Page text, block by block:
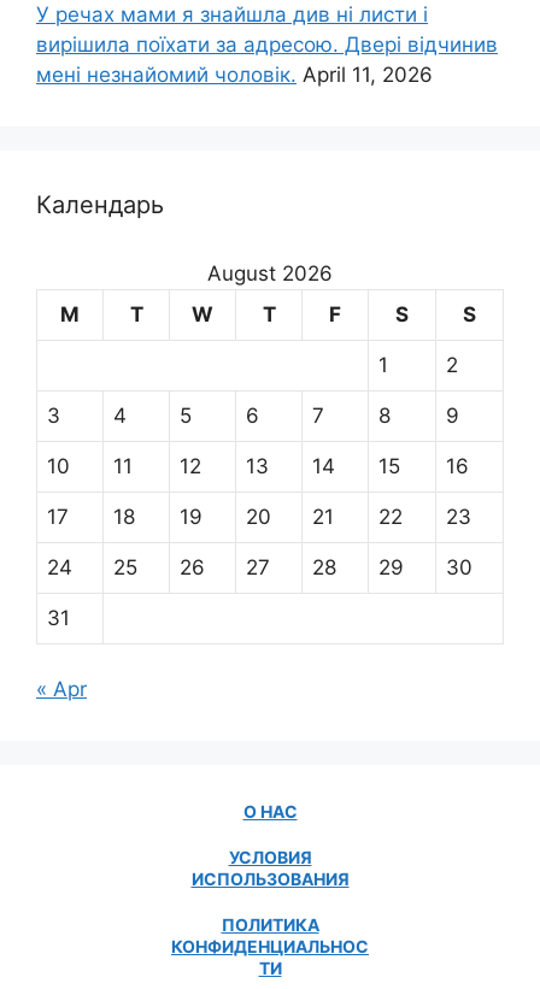
У речах мами я знайшла див ні листи і
вирішила поїхати за адресою. Двері відчинив
мені незнайомий чоловік. April 11, 2026
Календарь
August 2026
M
T W T F S S
1 2
3 4 5 6 7 8 9
10 11 12 13 14 15 16
17 18 19 20 21 22 23
24 25 26 27 28 29 30
31
« Apr
О НАС
УСЛОВИЯ
ИСПОЛЬЗОВАНИЯ
ПОЛИТИКА
КОНФИДЕНЦИАЛЬНОС
ТИ